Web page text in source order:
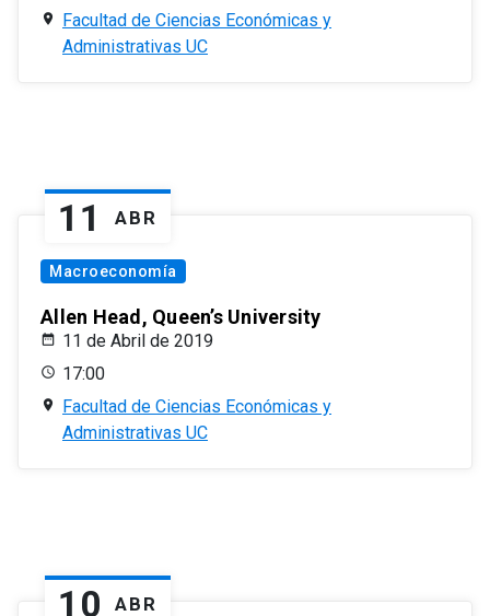
Facultad de Ciencias Económicas y
Administrativas UC
11 ABR
Macroeconomía
Allen Head, Queen’s University
11 de Abril de 2019
17:00
Facultad de Ciencias Económicas y
Administrativas UC
10 ABR